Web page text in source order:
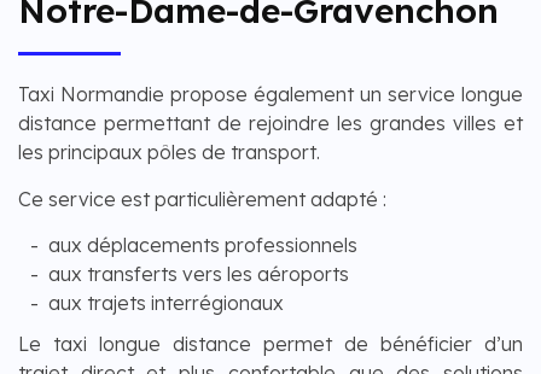
Notre-Dame-de-Gravenchon
Taxi Normandie propose également un service longue
distance permettant de rejoindre les grandes villes et
les principaux pôles de transport.
Ce service est particulièrement adapté :
aux déplacements professionnels
aux transferts vers les aéroports
aux trajets interrégionaux
Le taxi longue distance permet de bénéficier d’un